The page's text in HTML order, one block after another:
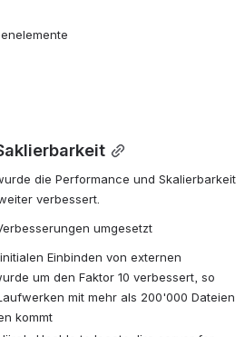
die Performance und Skalierbarkeit
verbessert.
umgesetzt
Einbinden von externen
um den Faktor 10 verbessert, so
mit mehr als 200'000 Dateien
kommt